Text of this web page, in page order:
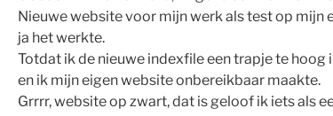
Nieuwe website voor mijn werk als test op mijn
ja het werkte.
Totdat ik de nieuwe indexfile een trapje te hoog
en ik mijn eigen website onbereikbaar maakte.
Grrrr, website op zwart, dat is geloof ik iets als